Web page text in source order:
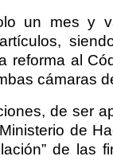
un mes y
reforma al
cámaras
de ser
de
de las